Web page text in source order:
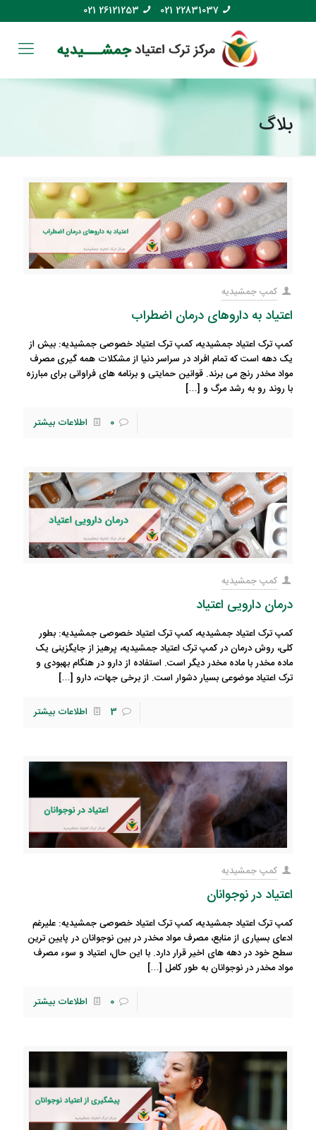
021 22831037
021 26121253
بلاگ
کمپ جمشیدیه
اعتیاد به داروهای درمان اضطراب
کمپ ترک اعتیاد جمشیدیه، کمپ ترک اعتیاد خصوصی جمشیدیه: بیش از
یک دهه است که تمام افراد در سراسر دنیا از مشکلات همه گیری مصرف
مواد مخدر رنج می برند. قوانین حمایتی و برنامه های فراوانی برای مبارزه
با روند رو به رشد مرگ و […]
0 اطلاعات بیشتر
کمپ جمشیدیه
درمان دارویی اعتیاد
کمپ ترک اعتیاد جمشیدیه، کمپ ترک اعتیاد خصوصی جمشیدیه: بطور
کلی، روش درمان در کمپ ترک اعتیاد جمشیدیه، پرهیز از جایگزینی یک
ماده مخدر با ماده مخدر دیگر است. استفاده از دارو در هنگام بهبودی و
ترک اعتیاد موضوعی بسیار دشوار است. از برخی جهات، دارو […]
3 اطلاعات بیشتر
کمپ جمشیدیه
اعتیاد در نوجوانان
کمپ ترک اعتیاد جمشیدیه، کمپ ترک اعتیاد خصوصی جمشیدیه: علیرغم
ادعای بسیاری از منابع، مصرف مواد مخدر در بین نوجوانان در پایین ترین
سطح خود در دهه های اخیر قرار دارد. با این حال، اعتیاد و سوء مصرف
مواد مخدر در نوجوانان به طور کامل […]
0 اطلاعات بیشتر